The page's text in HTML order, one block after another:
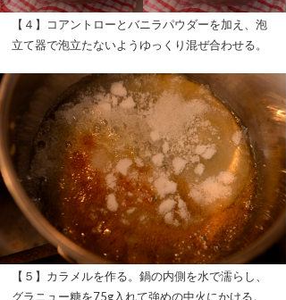
【４】コアントローとバニラパウダーを加え、泡
立て器で泡立たないようゆっくり混ぜ合わせる。
【５】カラメルを作る。鍋の内側を水で濡らし、
グラニュー糖を75g入れて強めの中火にかける。